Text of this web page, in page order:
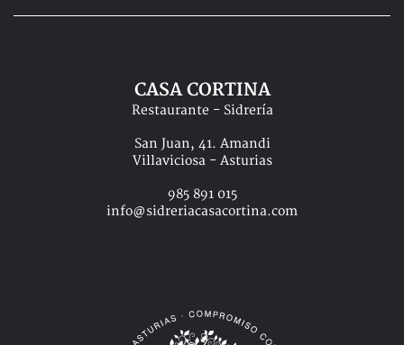
CASA CORTINA
Restaurante - Sidrería
San Juan, 41. Amandi
Villaviciosa - Asturias
985 891 015
info@sidreriacasacortina.com